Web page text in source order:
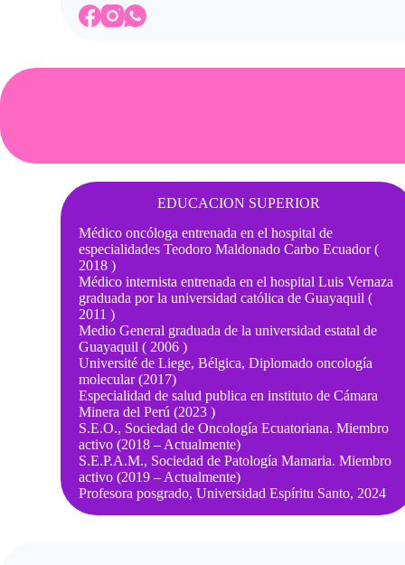
EDUCACION SUPERIOR
Médico oncóloga entrenada en el hospital de
especialidades Teodoro Maldonado Carbo Ecuador (
2018 )
Médico internista entrenada en el hospital Luis Vernaza
graduada por la universidad católica de Guayaquil (
2011 )
Medio General graduada de la universidad estatal de
Guayaquil ( 2006 )
Université de Liege, Bélgica, Diplomado oncología
molecular (2017)
Especialidad de salud publica en instituto de Cámara
Minera del Perú (2023 )
S.E.O., Sociedad de Oncología Ecuatoriana. Miembro
activo (2018 – Actualmente)
S.E.P.A.M., Sociedad de Patología Mamaria. Miembro
activo (2019 – Actualmente)
Profesora posgrado, Universidad Espíritu Santo, 2024